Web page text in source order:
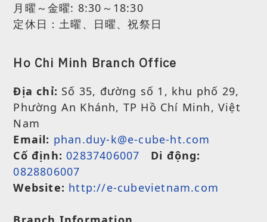
月曜～金曜: 8:30～18:30
定休日：土曜、日曜、祝祭日
Ho Chi Minh Branch Office
Địa chỉ: Số 35, đường số 1, khu phố 29,
Phường An Khánh, TP Hồ Chí Minh, Việt
Nam
Email: phan.duy-k@e-cube-ht.com
Cố định: 02837406007
Di động:
0828806007
Website: http://e-cubevietnam.com